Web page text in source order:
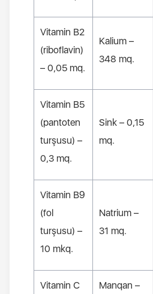
Vitamin В2
(riboflavin)
– 0,05 mq.
Kalium –
348 mq.
Vitamin В5
(pantoten
turşusu) –
0,3 mq.
Sink – 0,15
mq.
Vitamin В9
(fol
turşusu) –
10 mkq.
Natrium –
31 mq.
Vitamin С
Manqan –